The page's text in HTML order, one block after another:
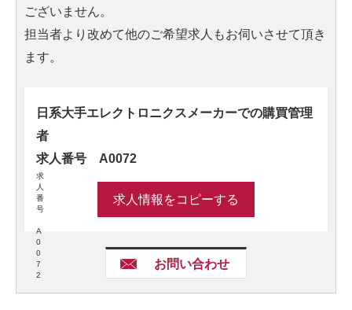
ございません。
担当者より改めて他のご希望求人もお伺いさせて頂き
ます。
求
人
番
号
A
0
0
7
2
日系大手エレクトロニクスメーカーでの購買管理
者
求人番号 A0072
求人情報をコピーする
お問い合わせ